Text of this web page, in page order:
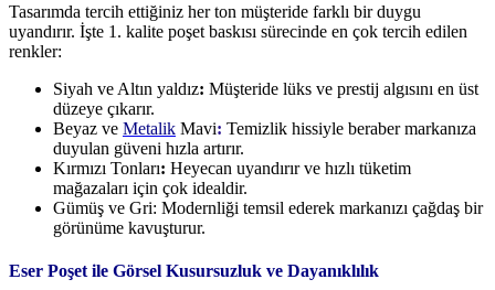
Tasarımda tercih ettiğiniz her ton müşteride farklı bir duygu
uyandırır. İşte 1. kalite poşet baskısı sürecinde en çok tercih edilen
renkler:
Siyah ve Altın yaldız: Müşteride lüks ve prestij algısını en üst
düzeye çıkarır.
Beyaz ve Metalik Mavi: Temizlik hissiyle beraber markanıza
duyulan güveni hızla artırır.
Kırmızı Tonları: Heyecan uyandırır ve hızlı tüketim
mağazaları için çok idealdir.
Gümüş ve Gri: Modernliği temsil ederek markanızı çağdaş bir
görünüme kavuşturur.
Eser Poşet ile Görsel Kusursuzluk ve Dayanıklılık